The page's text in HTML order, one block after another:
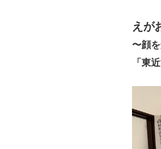
えが
〜顔
「東